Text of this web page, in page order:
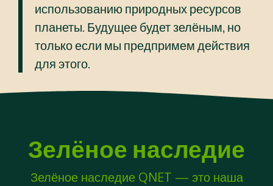
использованию природных ресурсов
планеты. Будущее будет зелёным, но
только если мы предпримем действия
для этого.
Зелёное наследие
Зелёное наследие QNET — это наша